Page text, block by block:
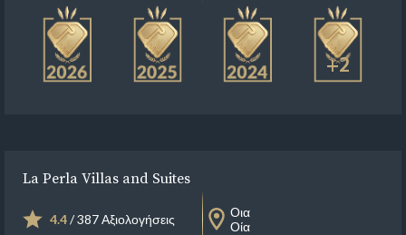
+2
La Perla Villas and Suites
4.4/ 387 Αξιολογήσεις
Οια
Οία